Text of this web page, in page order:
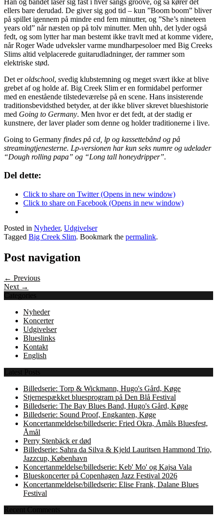
ellers bare derudad. De giver sig god tid – kun ”Boom boom” bliver
på spillet igennem på mindre end fem minutter, og ”She’s nineteen
years old” når næsten op på tolv minutter. Men uhh, det lyder også
fedt, og som lytter har man bestemt ikke travlt med at komme videre,
når Roger Wade udveksler varme mundharpesoloer med Big Creeks
Slims altid velplacerede guitarudladninger, der rammer som
elektriske stød.
Det eroldschool, svedig klubstemning og meget svært ikke at blive
grebet af og holde af. Big Creek Slim er en formidabel performer
med en enestående tilstedeværelse på en scene. Hans insisterende
traditionsbevidsthed betyder, at der ikke bliver skrevet blueshistorie
med Going to Germany. Men hvor er det fedt, at der stadig er
kunstnere, der laver plader som denne og holder traditionerne i live.
Going to Germany findes på cd, lp og kassettebånd og på
streamingtjenesterne. Lp-versionen har kun seks numre og udelader
“Dough rolling papa” og “Long tall honeydripper”.
Del dette:
Click to share on Twitter (Opens in new window)
Click to share on Facebook (Opens in new window)
Posted in Nyheder, Udgivelser
Tagged Big Creek Slim. Bookmark the permalink.
Post navigation
← Previous
Next →
Categories
Nyheder
Koncerter
Udgivelser
Blueslinks
Kontakt
English
Latest Posts
Billedserie: Torp & Wickmann, Hugo's Gård, Køge
Stjernespækket bluesprogram på Den Blå Festival
Billedserie: The Bay Blues Band, Hugo's Gård, Køge
Billedserie: Sound Proof, Engkanten, Køge
Koncertanmeldelse/billedserie: Fried Okra, Åmåls Bluesfest,
Åmål
Perry Stenbäck er død
Billedserie: Sahra da Silva & Kjeld Lauritsen Hammond Trio,
Jazzcup, København
Koncertanmeldelse/billedserie: Keb' Mo' og Kajsa Vala
Blueskoncerter på Copenhagen Jazz Festival 2026
Koncertanmeldelse/billedserie: Elise Frank, Dalane Blues
Festival
Recent Comments